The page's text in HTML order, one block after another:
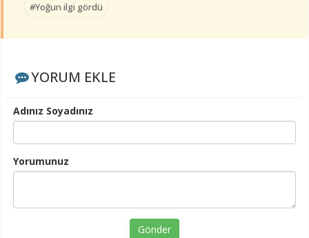
#Yoğun ilgi gördü
YORUM EKLE
Adınız Soyadınız
Yorumunuz
Gönder